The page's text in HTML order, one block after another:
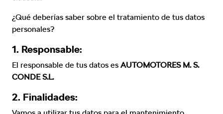
¿Qué deberías saber sobre el tratamiento de tus datos
personales?
1. Responsable:
El responsable de tus datos es AUTOMOTORES M. S.
CONDE S.L.
2. Finalidades: